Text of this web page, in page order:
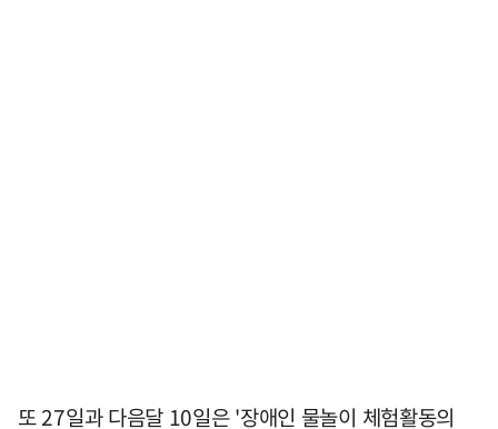
또 27일과 다음달 10일은 '장애인 물놀이 체험활동의